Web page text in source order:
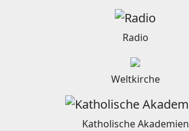
Radio
Weltkirche
Katholische Akademien